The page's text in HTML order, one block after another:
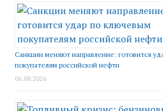
Санкции меняют направление: готовится
покупателям российской нефти
06.08.2026